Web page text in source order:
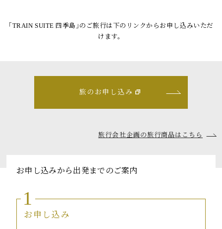
「TRAIN SUITE 四季島」に安心してご乗車いただくために
｢TRAIN SUITE 四季島｣のご旅行は下のリンクからお申し込みいただ
けます。
旅のお申し込み
旅行会社企画の旅行商品はこちら
お申し込みから出発までのご案内
1
お申し込み